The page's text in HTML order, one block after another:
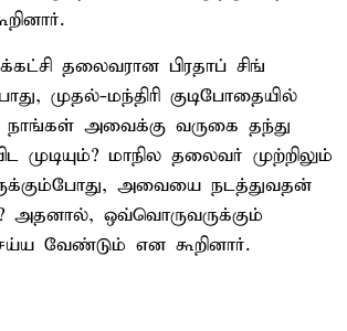
தலைவரான பிரதாப் சிங்
முதல்-மந்திரி குடிபோதையில்
நாங்கள் அவைக்கு வருகை தந்து
முடியும்? மாநில தலைவர் முற்றிலும்
அவையை நடத்துவதன்
ஒவ்வொருவருக்கும்
வேண்டும் என கூறினார்.